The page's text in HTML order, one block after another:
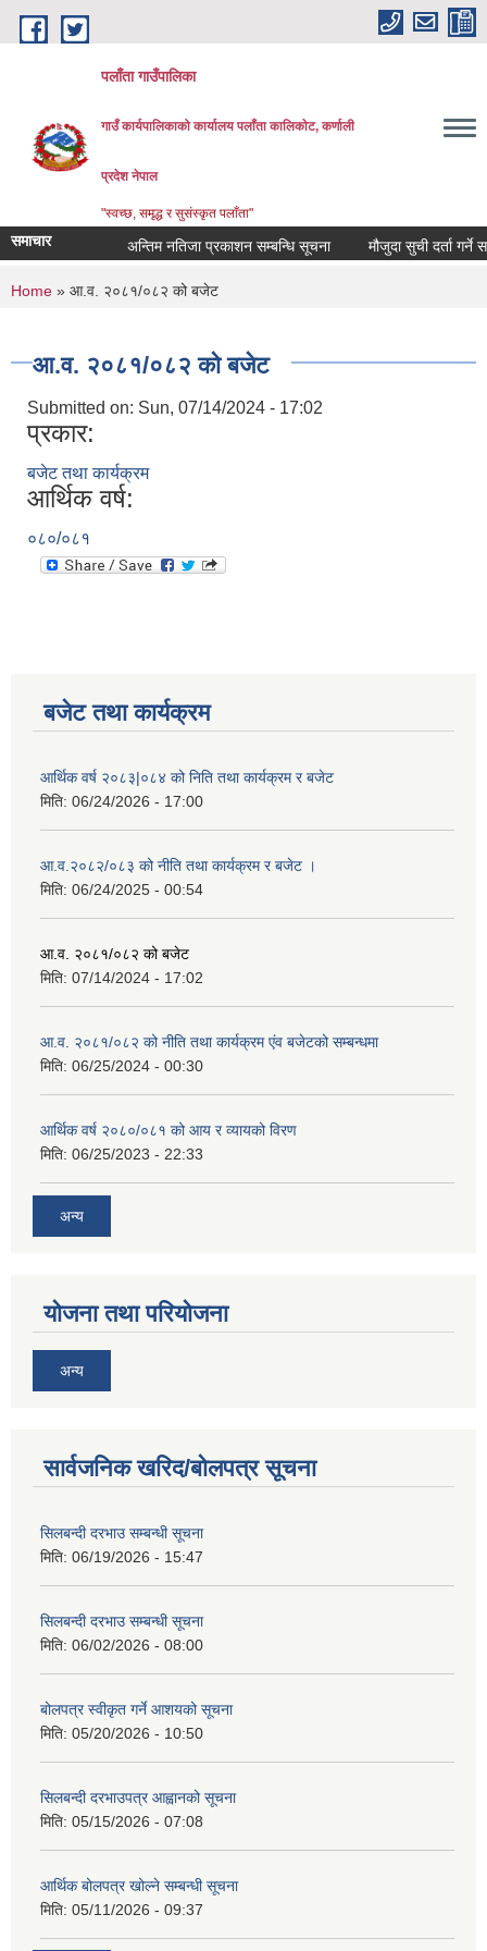
Skip to main content
पलाँता गाउँपालिका
गाउँ कार्यपालिकाको कार्यालयपलाँता कालिकाेट, कर्णाली
प्रदेश नेपाल
"स्वच्छ, समृद्ध र सुसंस्कृत पलाँता"
समाचार अन्तिम नतिजा प्रकाशन सम्बन्धि सूचना मौजुदा सुची दर्ता गर्ने
You are here
Home » आ.व. २०८१/०८२ को बजेट
आ.व. २०८१/०८२ को बजेट
Submitted on: Sun, 07/14/2024 - 17:02
प्रकार:
बजेट तथा कार्यक्रम
आर्थिक वर्ष:
०८०/०८१
बजेट तथा कार्यक्रम
आर्थिक वर्ष २०८३|०८४ को निति तथा कार्यक्रम र बजेट
मिति: 06/24/2026 - 17:00
आ.व.२०८२/०८३ को नीति तथा कार्यक्रम र बजेट ।
मिति: 06/24/2025 - 00:54
आ.व. २०८१/०८२ को बजेट
मिति: 07/14/2024 - 17:02
आ.व. २०८१/०८२ को नीति तथा कार्यक्रम एंव बजेटको सम्बन्धमा
मिति: 06/25/2024 - 00:30
आर्थिक वर्ष २०८०/०८१ को आय र व्यायको विरण
मिति: 06/25/2023 - 22:33
अन्य
योजना तथा परियोजना
अन्य
सार्वजनिक खरिद/बोलपत्र सूचना
सिलबन्दी दरभाउ सम्बन्धी सूचना
मिति: 06/19/2026 - 15:47
सिलबन्दी दरभाउ सम्बन्धी सूचना
मिति: 06/02/2026 - 08:00
बोलपत्र स्वीकृत गर्ने आशयको सूचना
मिति: 05/20/2026 - 10:50
सिलबन्दी दरभाउपत्र आह्वानको सूचना
मिति: 05/15/2026 - 07:08
आर्थिक बोलपत्र खोल्ने सम्बन्धी सूचना
मिति: 05/11/2026 - 09:37